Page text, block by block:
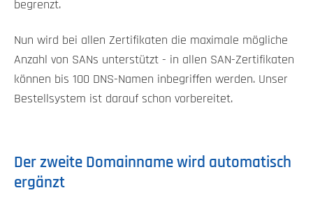
begrenzt.
Nun wird bei allen Zertifikaten die maximale mögliche
Anzahl von SANs unterstützt - in allen SAN-Zertifikaten
können bis 100 DNS-Namen inbegriffen werden. Unser
Bestellsystem ist darauf schon vorbereitet.
Der zweite Domainname wird automatisch
ergänzt